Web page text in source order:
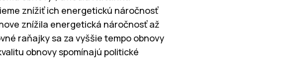
znížiť ich energetickú náročnosť
znížila energetická náročnosť až
raňajky sa za vyššie tempo obnovy
obnovy spomínajú politické